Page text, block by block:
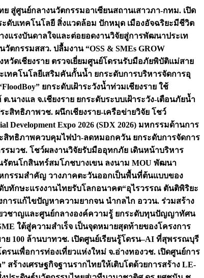
ย สู่ศูนย์กลางนวัตกรรมอาเซียนสถานเสาวภา-กทม. เปิด
ดับเทคโนโลยี สิ่งแวดล้อม ปักหมุด เมืองอัจฉริยะมีชีวิต
แรงบันดาลใจและต่อยอดงานวิจัยสู่การพัฒนาประเท
วัตกรรมสสว. ปลื้มงาน “OSS & SMEs GROW
หวัดเชียงราย ตรวจเยี่ยมศูนย์โดรนรับมือภัยพิบัติแม่สาย
ทคโนโลยีเสริมคันกั้นน้ำ ยกระดับการบริหารจัดการอุ
ยกระดับเฝ้าระวังน้ำท่วมเชียงราย ใช้
.นางแล จ.เชียงราย ยกระดับระบบเฝ้าระวัง-เตือนภัยน้ำ
ะสิทธิภาพวช. ผนึกเชียงราย-เครือข่ายวิจัย โชว์
Expo 2026 (SDX 2026) มหกรรมด้านการ
สิทธิภาพควบคุมไฟป่า-ลดหมอกควัน ยกระดับการจัดการ
รมวช. โชว์ผลงานวิจัยรับมืออุทกภัย เดินหน้าบริหาร
รัตนโกสินทร์สมโภชบางเขน ลงนาม MOU พัฒนา
กรรมสำคัญ วางภาคตะวันออกเป็นพื้นที่ต้นแบบของ
ดับทักษะแรงงานไทยรับโลกอนาคต“อุไรวรรณ ตันติพิริยะ
การแก้ไขปัญหาความยากจน นำกลไก อววน. ร่วมสร้าง
ยวชาญและศูนย์กลางองค์ความรู้ ยกระดับทุนปัญญาทัศน
ใต้สู่ความสำเร็จ เป็นจุดหมายสุดท้ายของโครงการ
าย 100 ล้านบาทวช. เปิดศูนย์เรียนรู้โดรน–AI ที่สุพรรณบุรี
รนเพื่อการท่องเที่ยวแห่งใหม่ จ.อ่างทองวช. เปิดศูนย์การ
สร้างเศรษฐกิจฐานรากไทยให้เติบโตด้วยการสร้าง LE-